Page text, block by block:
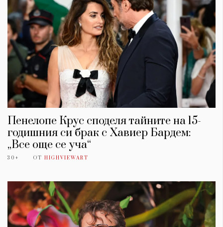
Пенелопе Крус споделя тайните на 15-
годишния си брак с Хавиер Бардем:
„Все още се уча“
30+ ОТ HIGHVIEWART